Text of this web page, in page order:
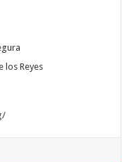
los Reyes